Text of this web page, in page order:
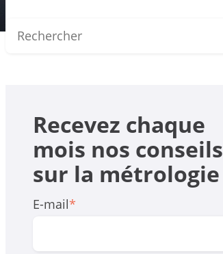
Recevez chaque
mois nos conseils
sur la mé­trologie
E-mail*